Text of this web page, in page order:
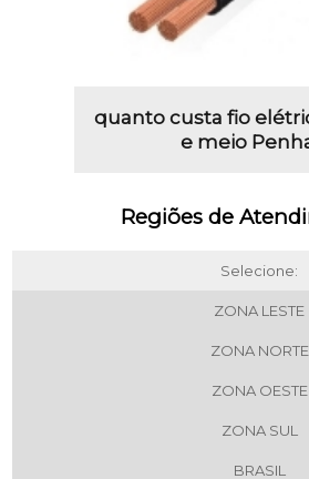
quanto custa fio
e meio
Regiões de
Selecione:
ZONA LESTE
ZONA NORTE
ZONA OESTE
ZONA SUL
BRASIL